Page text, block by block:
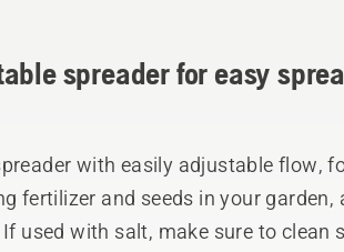
spreader for easy
with easily adjustable flow,
fertilizer and seeds in your
used with salt, make sure to clean